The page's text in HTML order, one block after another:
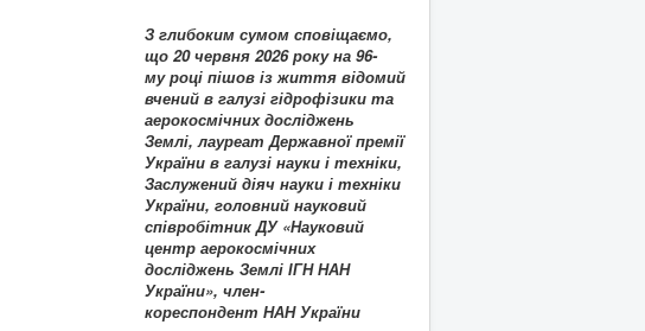
З глибоким сумом сповіщаємо,
що 20червня 2026 року на 96-
му році пішов із життя відомий
вчений в галузі гідрофізики та
аерокосмічних досліджень
Землі, лауреат Державної премії
України в галузі науки і техніки,
Заслужений діяч науки і техніки
України, головний науковий
співробітник ДУ «Науковий
центр аерокосмічних
досліджень Землі ІГН НАН
України», член-
кореспондент НАН України